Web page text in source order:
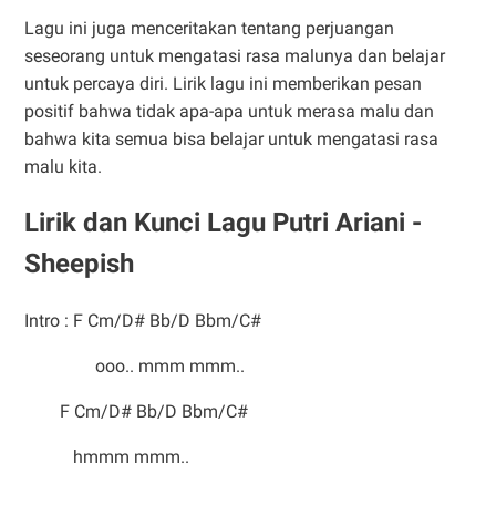
Lagu ini juga menceritakan tentang perjuangan
seseorang untuk mengatasi rasa malunya dan belajar
untuk percaya diri. Lirik lagu ini memberikan pesan
positif bahwa tidak apa-apa untuk merasa malu dan
bahwa kita semua bisa belajar untuk mengatasi rasa
malu kita.
Lirik dan Kunci Lagu Putri Ariani -
Sheepish
Intro : F Cm/D# Bb/D Bbm/C#
ooo.. mmm mmm..
F Cm/D# Bb/D Bbm/C#
hmmm mmm..